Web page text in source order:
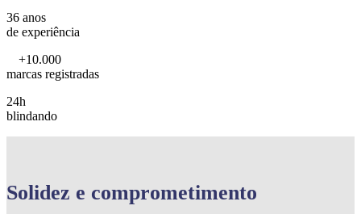
36 anos
de experiência
+10.000
marcas registradas
24h
blindando
Solidez e comprometimento